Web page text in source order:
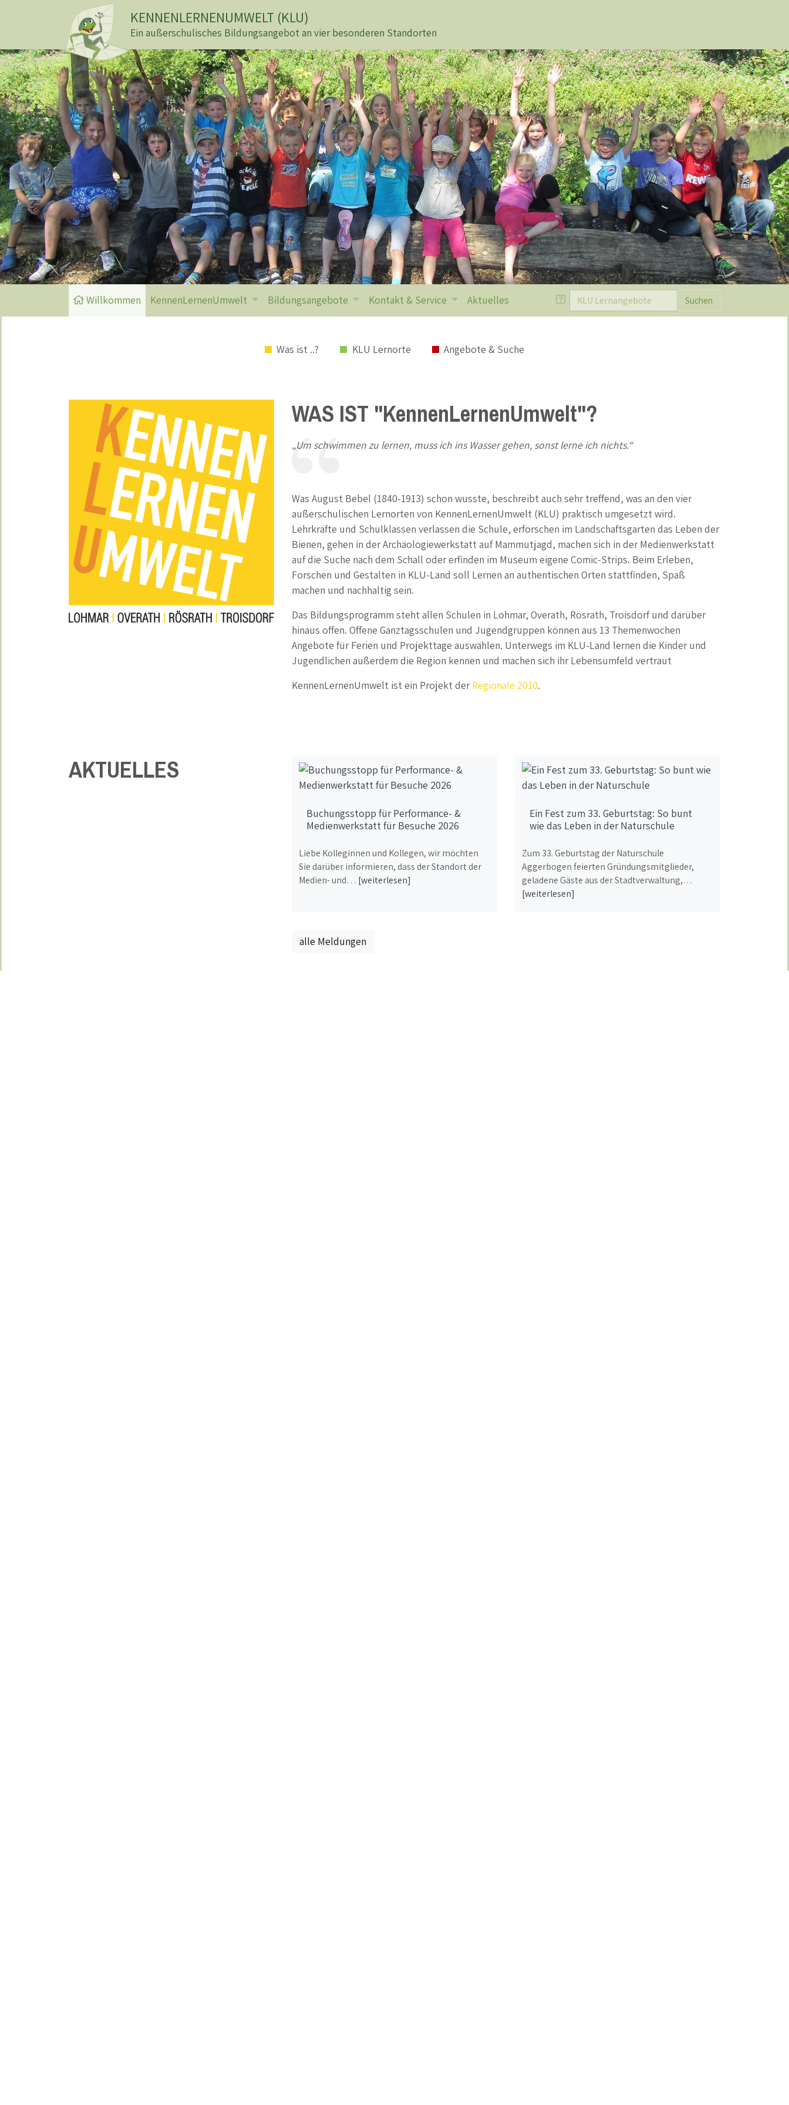
KENNENLERNENUMWELT (KLU)
Ein außerschulisches Bildungsangebot an vier besonderen Standorten
Willkommen KennenLernenUmwelt Bildungsangebote Kontakt & Service
Aktuelles
Lernangeboten nach Stichworten durchsuchen
Suchen
Was ist ..? KLU Lernorte Angebote & Suche
WAS IST "KennenLernenUmwelt"?
„Um schwimmen zu lernen, muss ich ins Wasser gehen, sonst lerne ich nichts.“
Was August Bebel (1840-1913) schon wusste, beschreibt auch sehr treffend, was an den vier
außerschulischen Lernorten von KennenLernenUmwelt (KLU) praktisch umgesetzt wird.
Lehrkräfte und Schulklassen verlassen die Schule, erforschen im Landschaftsgarten das Leben der
Bienen, gehen in der Archäologiewerkstatt auf Mammutjagd, machen sich in der Medienwerkstatt
auf die Suche nach dem Schall oder erfinden im Museum eigene Comic-Strips. Beim Erleben,
Forschen und Gestalten in KLU-Land soll Lernen an authentischen Orten stattfinden, Spaß
machen und nachhaltig sein.
Das Bildungsprogramm steht allen Schulen in Lohmar, Overath, Rösrath, Troisdorf und darüber
hinaus offen. Offene Ganztagsschulen und Jugendgruppen können aus 13 Themenwochen
Angebote für Ferien und Projekttage auswählen. Unterwegs im KLU-Land lernen die Kinder und
Jugendlichen außerdem die Region kennen und machen sich ihr Lebensumfeld vertraut
KennenLernenUmwelt ist ein Projekt derRegionale 2010.
AKTUELLES
Buchungsstopp für Performance- &
Medienwerkstatt für Besuche 2026
Liebe Kolleginnen und Kollegen, wir möchten
Sie darüber informieren, dass der Standort der
Medien- und… [weiterlesen]
Ein Fest zum 33. Geburtstag: So bunt
wie das Leben in der Naturschule
Zum 33. Geburtstag der Naturschule
Aggerbogen feierten Gründungsmitglieder,
geladene Gäste aus der Stadtverwaltung,…
[weiterlesen]
alle Meldungen